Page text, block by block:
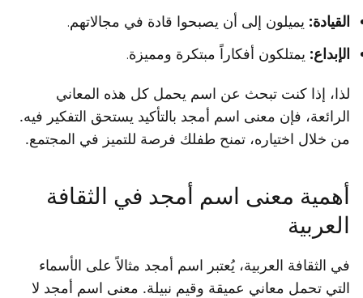
القيادة: يميلون إلى أن يصبحوا قادة في مجالاتهم.
الإبداع: يمتلكون أفكاراً مبتكرة ومميزة.
لذا، إذا كنت تبحث عن اسم يحمل كل هذه المعاني
الرائعة، فإن معنى اسم أمجد بالتأكيد يستحق التفكير فيه.
من خلال اختياره، تمنح طفلك فرصة للتميز في المجتمع.
أهمية معنى اسم أمجد في الثقافة
العربية
في الثقافة العربية، يُعتبر اسم أمجد مثالاً على الأسماء
التي تحمل معاني عميقة وقيم نبيلة. معنى اسم أمجد لا